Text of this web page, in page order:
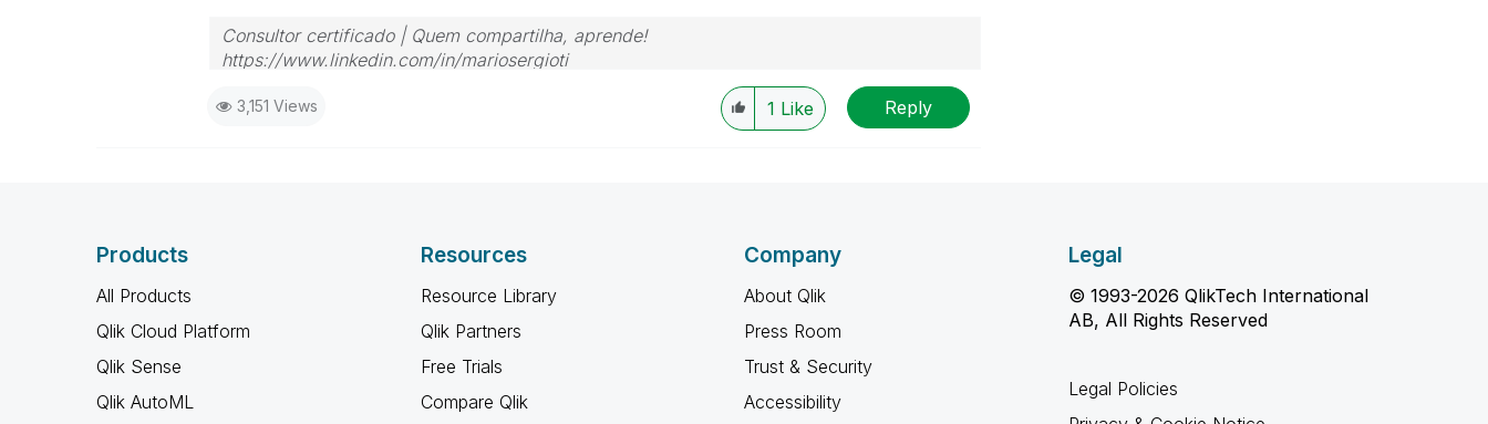
Consultor certificado | Quem compartilha, aprende!
https://www.linkedin.com/in/mariosergioti
3,151 Views 1 Like Reply
Products
All Products
Qlik Cloud Platform
Qlik Sense
Qlik AutoML
Resources
Resource Library
Qlik Partners
Free Trials
Compare Qlik
Company
About Qlik
Press Room
Trust & Security
Accessibility
Legal
© 1993-2026 QlikTech International
AB, All Rights Reserved
Legal Policies